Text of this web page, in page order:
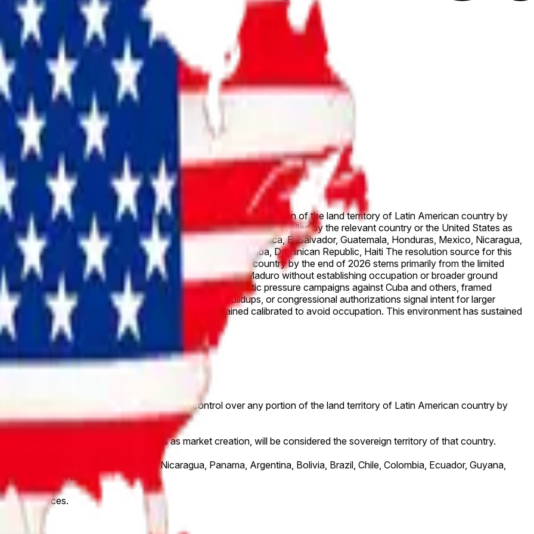
a military offensive intended to establish control over any portion of the land territory of Latin American country by
to "No". For the purposes of this market, land de facto controlled by the relevant country or the United States as
country. Qualifying Latin America countries: Belize, Costa Rica, El Salvador, Guatemala, Honduras, Mexico, Nicaragua,
Paraguay, Peru, Suriname, Uruguay, Venezuela,, Cuba, Dominican Republic, Haiti The resolution source for this
consensus against a U.S. invasion of any Latin American country by the end of 2026 stems primarily from the limited
targeted operation in Venezuela that captured Nicolás Maduro without establishing occupation or broader ground
cartel operations with Ecuadorian forces and diplomatic pressure campaigns against Cuba and others, framed
control. No official announcements, troop buildups, or congressional authorizations signal intent for larger
patterns where U.S. actions in the region have remained calibrated to avoid occupation. This environment has sustained
a military offensive intended to establish control over any portion of the land territory of Latin American country by
to "No".
relevant country or the United States as market creation, will be considered the sovereign territory of that country.
Guatemala, Honduras, Mexico, Nicaragua, Panama, Argentina, Bolivia, Brazil, Chile, Colombia, Ecuador, Guyana,
Republic, Haiti
sources.